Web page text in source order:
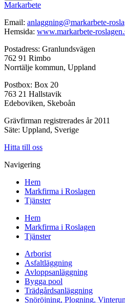
Markarbete
Email: anlaggning@markarbete-
Hemsida: www.markarbete-
Postadress: Granlundsvägen
762 91 Rimbo
Norrtälje kommun, Uppland
Postbox: Box 20
763 21 Hallstavik
Edeboviken, Skeboån
Grävfirman registrerades år 2011
Säte: Uppland, Sverige
Hitta till oss
Navigering
Hem
Markfirma i Roslagen
Tjänster
Hem
Markfirma i Roslagen
Tjänster
Arborist
Asfaltläggning
Avloppsanläggning
Bygga pool
Trädgårdsanläggning
Snöröjning, Plogning,